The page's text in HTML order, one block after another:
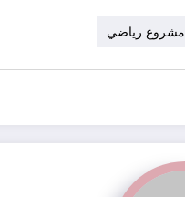
مشروع رياضي